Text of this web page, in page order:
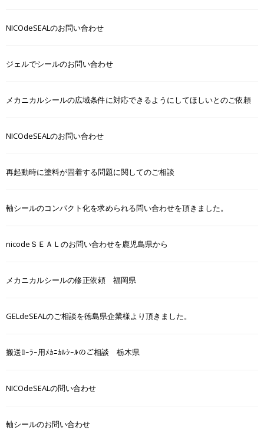
NICOdeSEALのお問い合わせ
ジェルでシールのお問い合わせ
メカニカルシールの広域条件に対応できるようにしてほしいとのご依頼
NICOdeSEALのお問い合わせ
再起動時に塗料が固着する問題に関してのご相談
軸シールのコンパクト化を求められる問い合わせを頂きました。
nicodeＳＥＡＬのお問い合わせを鹿児島県から
メカニカルシールの修正依頼 福岡県
GELdeSEALのご相談を徳島県企業様より頂きました。
搬送ﾛｰﾗｰ用ﾒｶﾆｶﾙｼｰﾙのご相談 栃木県
NICOdeSEALの問い合わせ
軸シールのお問い合わせ